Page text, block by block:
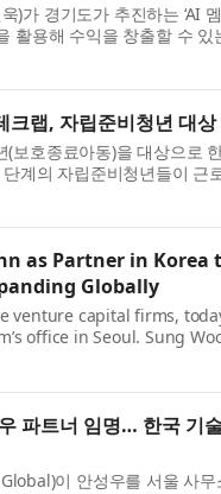
)가 경기도가 추진하는 ‘AI
활용해 수익을 창출할 수 있
크랩, 자립준비청년 대
호종료아동)을 대상으로
계의 자립준비청년들이 근
as Partner in Korea
Globally
venture capital firms,
office in Seoul. Sung
파트너 임명… 한국 기
이 안성우를 서울 사